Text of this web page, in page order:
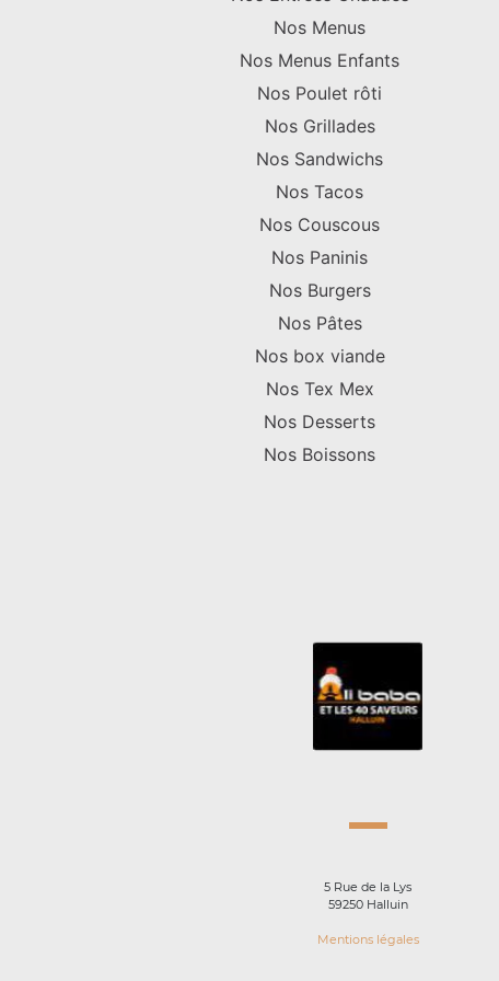
Nos Menus
Nos Menus Enfants
Nos Poulet rôti
Nos Grillades
Nos Sandwichs
Nos Tacos
Nos Couscous
Nos Paninis
Nos Burgers
Nos Pâtes
Nos box viande
Nos Tex Mex
Nos Desserts
Nos Boissons
5 Rue de la Lys
59250 Halluin
Mentions légales